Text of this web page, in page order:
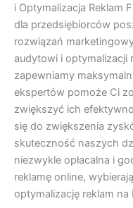
i Optymalizacja Reklam
dla przedsiębiorców
rozwiązań
audytowi i optymalizacji
zapewniamy
ekspertów pomoże Ci
zwiększyć ich
się do zwiększenia
skuteczność naszych
niezwykle opłacalna i
reklamę online,
optymalizację reklam